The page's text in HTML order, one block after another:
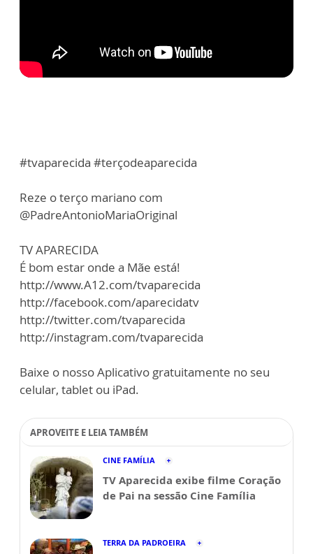
#tvaparecida #terçodeaparecida
Reze o terço mariano com
@PadreAntonioMariaOriginal
TV APARECIDA
É bom estar onde a Mãe está!
http://www.A12.com/tvaparecida
http://facebook.com/aparecidatv
http://twitter.com/tvaparecida
http://instagram.com/tvaparecida
Baixe o nosso Aplicativo gratuitamente no seu
celular, tablet ou iPad.
APROVEITE E LEIA TAMBÉM
CINE FAMÍLIA
TV Aparecida exibe filme Coração
de Pai na sessão Cine Família
TERRA DA PADROEIRA